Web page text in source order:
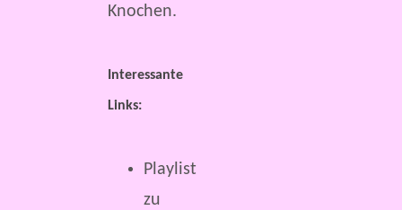
Knochen.
Interessante
Links:
Playlist
zu